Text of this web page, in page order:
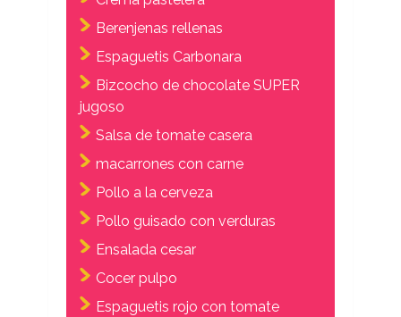
Berenjenas rellenas
Espaguetis Carbonara
Bizcocho de chocolate SUPER
jugoso
Salsa de tomate casera
macarrones con carne
Pollo a la cerveza
Pollo guisado con verduras
Ensalada cesar
Cocer pulpo
Espaguetis rojo con tomate